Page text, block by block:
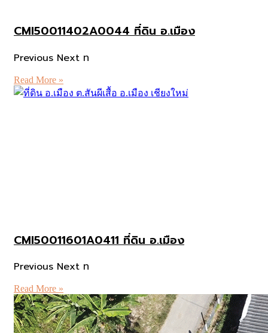
CMI50011402A0044 ที่ดิน อ.เมือง
Previous Next ท
Read More »
CMI50011601A0411 ที่ดิน อ.เมือง
Previous Next ท
Read More »